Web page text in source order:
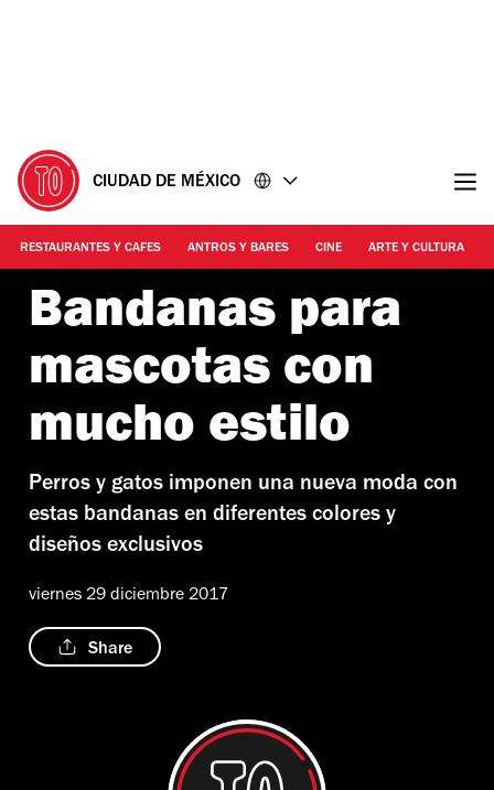
CIUDAD DE MÉXICO
RESTAURANTES Y CAFES ANTROS Y BARES CINE ARTE Y CULTURA
Bandanas para
mascotas con
mucho estilo
Perros y gatos imponen una nueva moda con
estas bandanas en diferentes colores y
diseños exclusivos
viernes 29 diciembre 2017
Share